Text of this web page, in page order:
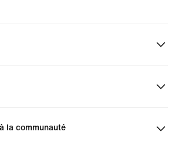
la communauté